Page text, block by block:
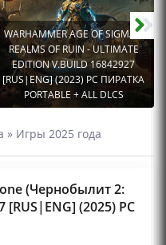
WARHAMMER AGE OF SIGMAR:
REALMS OF RUIN - ULTIMATE
EDITION V.BUILD 16842927
[RUS|ENG] (2023) PC ПИРАТКА
PORTABLE + ALL DLCS
» Игры 2025 года
(Чернобылит 2:
(2025) PC